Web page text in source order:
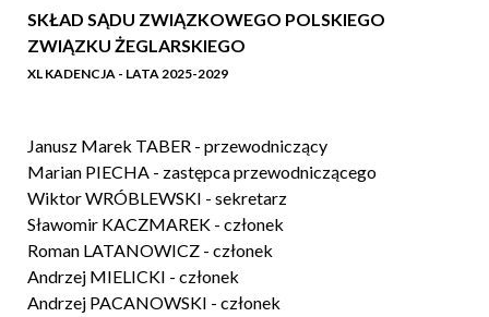
SKŁAD SĄDU ZWIĄZKOWEGO POLSKIEGO
ZWIĄZKU ŻEGLARSKIEGO
XL KADENCJA - LATA 2025-2029
Janusz Marek TABER - przewodniczący
Marian PIECHA - zastępca przewodniczącego
Wiktor WRÓBLEWSKI - sekretarz
Sławomir KACZMAREK - członek
Roman LATANOWICZ - członek
Andrzej MIELICKI - członek
Andrzej PACANOWSKI - członek